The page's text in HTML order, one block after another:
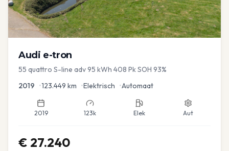
Audi e-tron
55 quattro S-line adv 95 kWh 408 Pk SOH 93%
2019 •123.449 km •Elektrisch •Automaat
2019 123k Elek Aut
€ 27.240